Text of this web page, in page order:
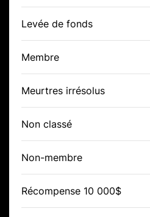
Levée de fonds
Membre
Meurtres irrésolus
Non classé
Non-membre
Récompense 10 000$